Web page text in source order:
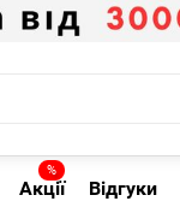
%
Акції Відгуки